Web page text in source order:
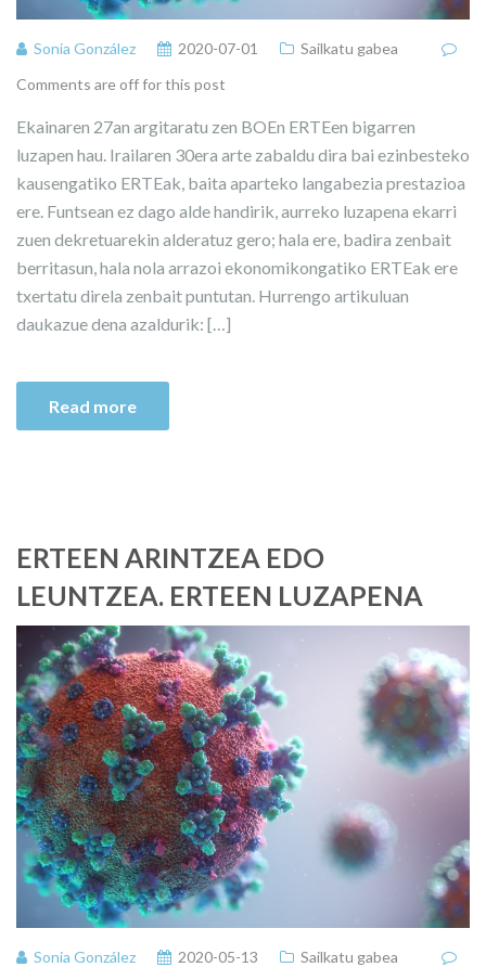
Sonia González 2020-07-01
Sailkatu gabea
Comments are off for this post
Ekainaren 27an argitaratu zen BOEn ERTEen bigarren
luzapen hau. Irailaren 30era arte zabaldu dira bai ezinbesteko
kausengatiko ERTEak, baita aparteko langabezia prestazioa
ere. Funtsean ez dago alde handirik, aurreko luzapena ekarri
zuen dekretuarekin alderatuz gero; hala ere, badira zenbait
berritasun, hala nola arrazoi ekonomikongatiko ERTEak ere
txertatu direla zenbait puntutan. Hurrengo artikuluan
daukazue dena azaldurik: […]
Read more
ERTEEN ARINTZEA EDO
LEUNTZEA. ERTEEN LUZAPENA
Sonia González 2020-05-13
Sailkatu gabea